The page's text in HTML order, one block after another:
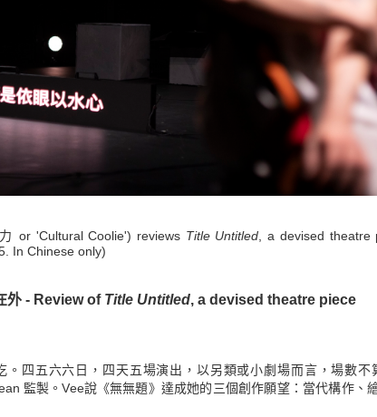
or 'Cultural Coolie') reviews Title Untitled, a devised theatre
In Chinese only)
外 - Review of Title Untitled, a devised theatre piece
。四五六六日，四天五場演出，以另類或小劇場而言，場數
監製。Vee說《無無題》達成她的三個創作願望：當代構作、